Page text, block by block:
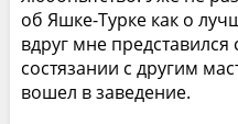
об Яшке-Турке как о
вдруг мне
состязании с другим
вошел в заведение.